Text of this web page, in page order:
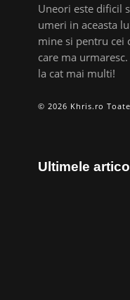
Uneori este dificil
umeri in aceasta
mine si pentru cei
care ma
la cat mai multi!
© 2026 Khris.ro
Ultimele